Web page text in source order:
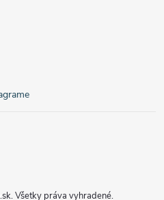
. Všetky práva vyhradené.